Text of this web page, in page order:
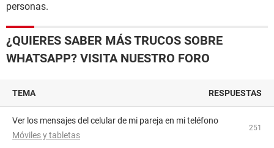
personas.
¿QUIERES SABER MÁS TRUCOS SOBRE
WHATSAPP? VISITA NUESTRO FORO
TEMA RESPUESTAS
Ver los mensajes del celular de mi pareja en mi teléfono
Móviles y tabletas
251